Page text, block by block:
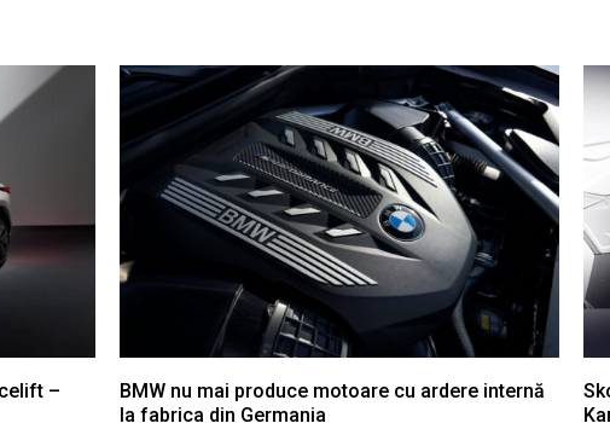
–
BMW nu mai produce motoare cu ardere internă
la fabrica din Germania